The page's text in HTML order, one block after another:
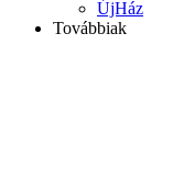
ÚjHáz
Továbbiak